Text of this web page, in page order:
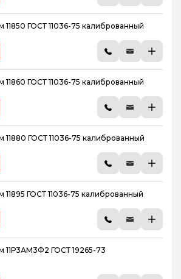
11850 ГОСТ 11036-75 калиброванный
11860 ГОСТ 11036-75 калиброванный
11880 ГОСТ 11036-75 калиброванный
11895 ГОСТ 11036-75 калиброванный
11Р3АМ3Ф2 ГОСТ 19265-73